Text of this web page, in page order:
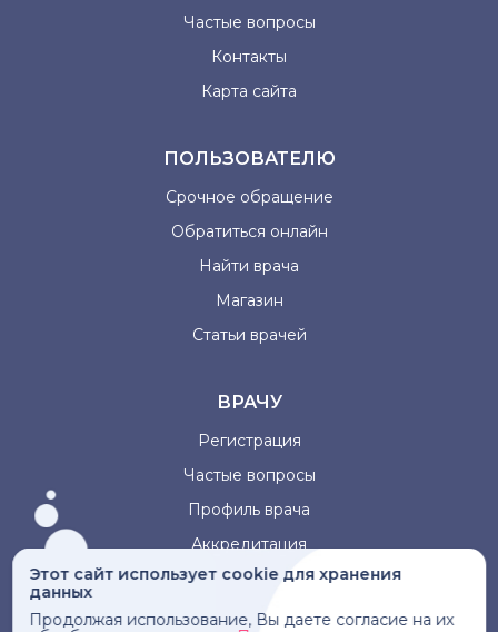
Этот сайт использует cookie для хранения
данных
Продолжая использование, Вы даете согласие на их
Частые вопросы
Контакты
Карта сайта
ПОЛЬЗОВАТЕЛЮ
Срочное обращение
Обратиться онлайн
Найти врача
Магазин
Статьи врачей
ВРАЧУ
Регистрация
Частые вопросы
Профиль врача
Аккредитация
Информация, представленная на сайте, не может быть
использована для постановки диагноза, назначения